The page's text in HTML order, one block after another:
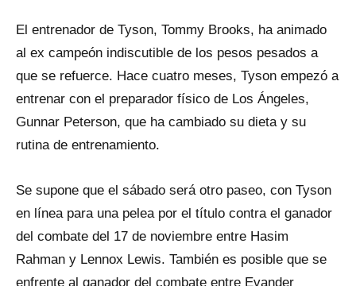
El entrenador de Tyson, Tommy Brooks, ha animado
al ex campeón indiscutible de los pesos pesados a
que se refuerce. Hace cuatro meses, Tyson empezó a
entrenar con el preparador físico de Los Ángeles,
Gunnar Peterson, que ha cambiado su dieta y su
rutina de entrenamiento.
Se supone que el sábado será otro paseo, con Tyson
en línea para una pelea por el título contra el ganador
del combate del 17 de noviembre entre Hasim
Rahman y Lennox Lewis. También es posible que se
enfrente al ganador del combate entre Evander